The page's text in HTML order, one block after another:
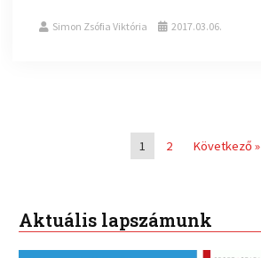
Simon Zsófia Viktória 2017.03.06.
1 2 Következő »
Aktuális lapszámunk